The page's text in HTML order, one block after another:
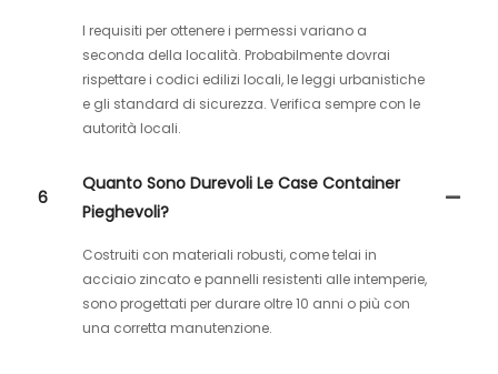
I requisiti per ottenere i permessi variano a
seconda della località. Probabilmente dovrai
rispettare i codici edilizi locali, le leggi urbanistiche
e gli standard di sicurezza. Verifica sempre con le
autorità locali.
6
Quanto Sono Durevoli Le Case Container
Pieghevoli?
Costruiti con materiali robusti, come telai in
acciaio zincato e pannelli resistenti alle intemperie,
sono progettati per durare oltre 10 anni o più con
una corretta manutenzione.